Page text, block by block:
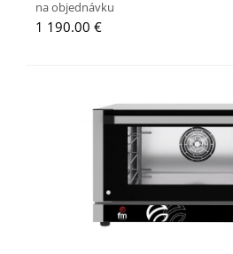
na objednávku
1 190.00 €